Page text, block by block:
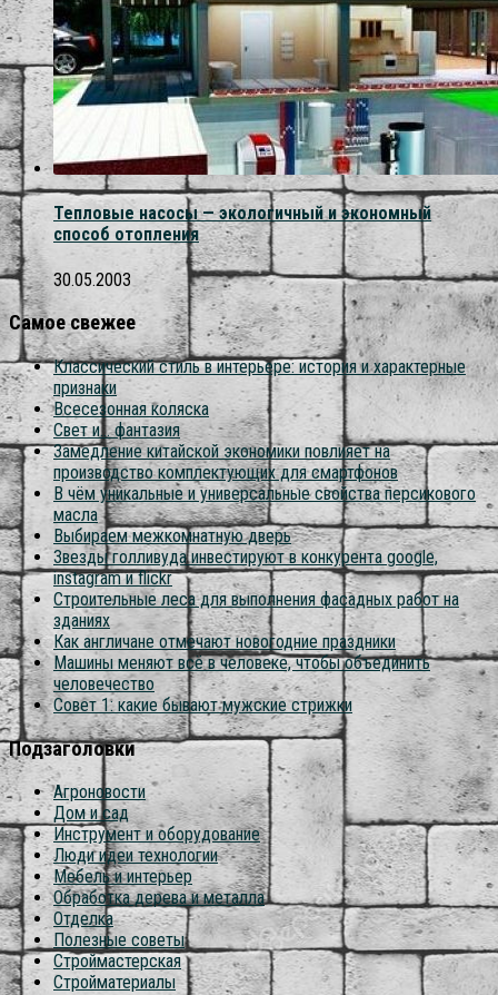
Тепловые насосы — экологичный и экономный
способ отопления
30.05.2003
Самое свежее
Классический стиль в интерьере: история и характерные
признаки
Всесезонная коляска
Свет и… фантазия
Замедление китайской экономики повлияет на
производство комплектующих для смартфонов
В чём уникальные и универсальные свойства персикового
масла
Выбираем межкомнатную дверь
Звезды голливуда инвестируют в конкурента google,
instagram и flickr
Строительные леса для выполнения фасадных работ на
зданиях
Как англичане отмечают новогодние праздники
Машины меняют всё в человеке, чтобы объединить
человечество
Совет 1: какие бывают мужские стрижки
Подзаголовки
Агроновости
Дом и сад
Инструмент и оборудование
Люди идеи технологии
Мебель и интерьер
Обработка дерева и металла
Отделка
Полезные советы
Строймастерская
Стройматериалы